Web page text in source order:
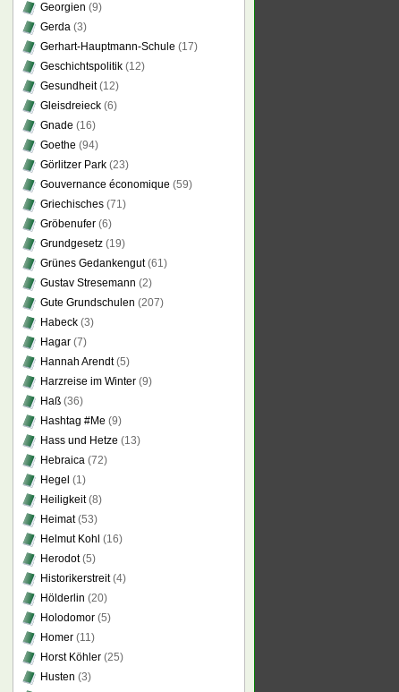
Georgien (9)
Gerda (3)
Gerhart-Hauptmann-Schule (17)
Geschichtspolitik (12)
Gesundheit(12)
Gleisdreieck (6)
Gnade (16)
Goethe (94)
Görlitzer Park (23)
Gouvernance économique (59)
Griechisches (71)
Gröbenufer (6)
Grundgesetz (19)
Grünes Gedankengut(61)
Gustav Stresemann (2)
Gute Grundschulen (207)
Habeck (3)
Hagar (7)
Hannah Arendt(5)
Harzreise im Winter (9)
Haß (36)
Hashtag #Me (9)
Hass und Hetze (13)
Hebraica (72)
Hegel (1)
Heiligkeit(8)
Heimat(53)
Helmut Kohl (16)
Herodot(5)
Historikerstreit(4)
Hölderlin (20)
Holodomor (5)
Homer (11)
Horst Köhler (25)
Husten (3)